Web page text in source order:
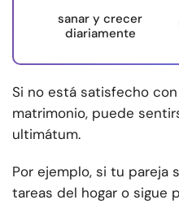
sanar y crecer
diariamente
Si no está satisfecho
matrimonio, puede
ultimátum.
Por ejemplo, si tu pareja
tareas del hogar o sigue